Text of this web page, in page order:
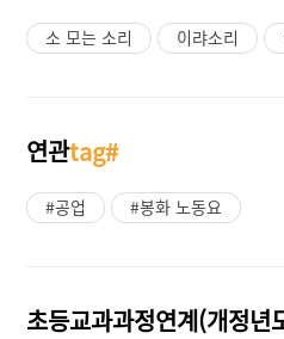
소 모는 소리 이랴소리
연관tag#
#공업 #봉화 노동요
초등교과과정연계(개정년